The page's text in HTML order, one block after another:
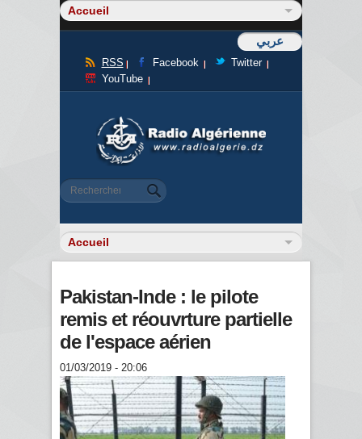
عربي
RSS Facebook
Twitter
YouTube
Formulaire de recherche
Rechercher
Pakistan-Inde : le pilote
remis et réouvrture partielle
de l'espace aérien
01/03/2019 - 20:06